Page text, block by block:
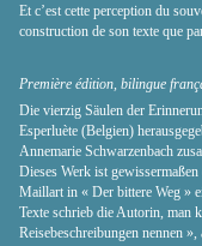
Et c’est cette perception du
construction de son texte que
Première édition, bilingue
Die vierzig Säulen der
Esperluète (Belgien)
Annemarie Schwarzenbach
Dieses Werk ist
Maillart in « Der bittere Weg »
Texte schrieb die Autorin, man
Reisebeschreibungen nennen